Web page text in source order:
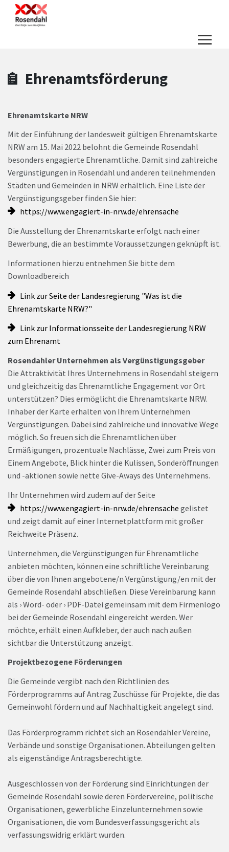
Zum Header
Zum Hauptinhalt
Zum Footer
Zum Hauptinhalt springen
Ehrenamtsförderung
Ehrenamtskarte NRW
Mit der Einführung der landesweit gültigen Ehrenamtskarte
NRW am 15. Mai 2022 belohnt die Gemeinde Rosendahl
besonders engagierte Ehrenamtliche. Damit sind zahlreiche
Vergünstigungen in Rosendahl und anderen teilnehmenden
Städten und Gemeinden in NRW erhältlich. Eine Liste der
Vergünstigungsgeber finden Sie hier:
https://www.engagiert-in-nrw.de/ehrensache
Die Ausstellung der Ehrenamtskarte erfolgt nach einer
Bewerbung, die an bestimmte Voraussetzungen geknüpft ist.
Informationen hierzu entnehmen Sie bitte dem
Downloadbereich
Link zur Seite der Landesregierung "Was ist die
Ehrenamtskarte NRW?"
Link zur Informationsseite der Landesregierung NRW
zum Ehrenamt
Rosendahler Unternehmen als Vergünstigungsgeber
Die Attraktivität Ihres Unternehmens in Rosendahl steigern
und gleichzeitig das Ehrenamtliche Engagement vor Ort
unterstützen? Dies ermöglicht die Ehrenamtskarte NRW.
Inhaber der Karte erhalten von Ihrem Unternehmen
Vergünstigungen. Dabei sind zahlreiche und innovative Wege
möglich. So freuen sich die Ehrenamtlichen über
Ermäßigungen, prozentuale Nachlässe, Zwei zum Preis von
Einem Angebote, Blick hinter die Kulissen, Sonderöffnungen
und -aktionen sowie nette Give-Aways des Unternehmens.
Ihr Unternehmen wird zudem auf der Seite
https://www.engagiert-in-nrw.de/ehrensache gelistet
und zeigt damit auf einer Internetplattform mit großer
Reichweite Präsenz.
Unternehmen, die Vergünstigungen für Ehrenamtliche
anbieten möchten, können eine schriftliche Vereinbarung
über die von Ihnen angebotene/n Vergünstigung/en mit der
Gemeinde Rosendahl abschließen. Diese Vereinbarung kann
als › Word- oder › PDF-Datei gemeinsam mit dem Firmenlogo
bei der Gemeinde Rosendahl eingereicht werden. Wer
möchte, erhält einen Aufkleber, der auch nach außen
sichtbar die Unterstützung anzeigt.
Projektbezogene Förderungen
Die Gemeinde vergibt nach den Richtlinien des
Förderprogramms auf Antrag Zuschüsse für Projekte, die das
Gemeinwohl fördern und auf Nachhaltigkeit angelegt sind.
Das Förderprogramm richtet sich an Rosendahler Vereine,
Verbände und sonstige Organisationen. Abteilungen gelten
als eigenständige Antragsberechtigte.
Ausgeschlossen von der Förderung sind Einrichtungen der
Gemeinde Rosendahl sowie deren Fördervereine, politische
Organisationen, gewerbliche Einzelunternehmen sowie
Organisationen, die vom Bundesverfassungsgericht als
verfassungswidrig erklärt wurden.